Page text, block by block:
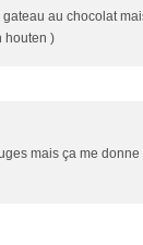
au chocolat
houten )
mais ça me